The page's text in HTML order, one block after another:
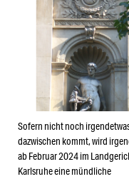
Sofern nicht noch
dazwischen kommt, wird
ab Februar 2024 im
Karlsruhe eine mündliche